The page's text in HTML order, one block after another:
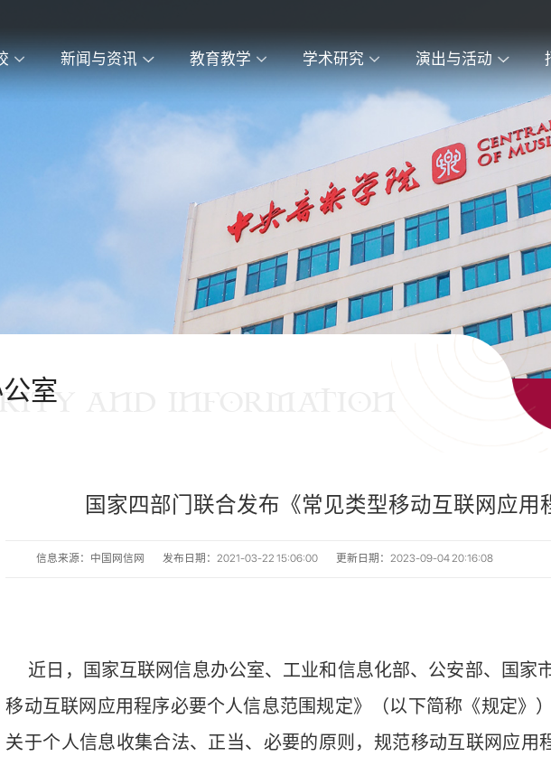
新闻与资讯 教育教学 学术研究 演出与活动
室
AND INFORMATION
国家四部门联合发布《常见类型移动互联网应用
信息来源：中国网信网 发布日期：2021-03-22 15:06:00 更新日期：2023-09-04 20:16:08
近日，国家互联网信息办公室、工业和信息化部、公安部、国家
移动互联网应用程序必要个人信息范围规定》（以下简称《规定》
关于个人信息收集合法、正当、必要的原则，规范移动互联网应用